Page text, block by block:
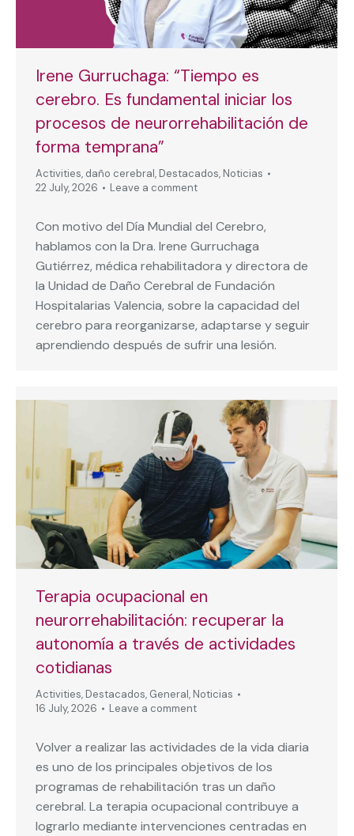
Irene Gurruchaga: “Tiempo es
cerebro. Es fundamental iniciar los
procesos de neurorrehabilitación de
forma temprana”
Activities, daño cerebral, Destacados, Noticias
22 July, 2026
Leave a comment
Con motivo del Día Mundial del Cerebro,
hablamos con la Dra. Irene Gurruchaga
Gutiérrez, médica rehabilitadora y directora de
la Unidad de Daño Cerebral de Fundación
Hospitalarias Valencia, sobre la capacidad del
cerebro para reorganizarse, adaptarse y seguir
aprendiendo después de sufrir una lesión.
Terapia ocupacional en
neurorrehabilitación: recuperar la
autonomía a través de actividades
cotidianas
Activities, Destacados, General, Noticias
16 July, 2026
Leave a comment
Volver a realizar las actividades de la vida diaria
es uno de los principales objetivos de los
programas de rehabilitación tras un daño
cerebral. La terapia ocupacional contribuye a
lograrlo mediante intervenciones centradas en